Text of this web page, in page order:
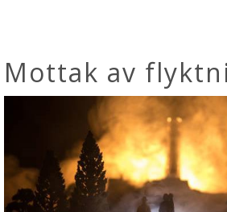
Mottak av